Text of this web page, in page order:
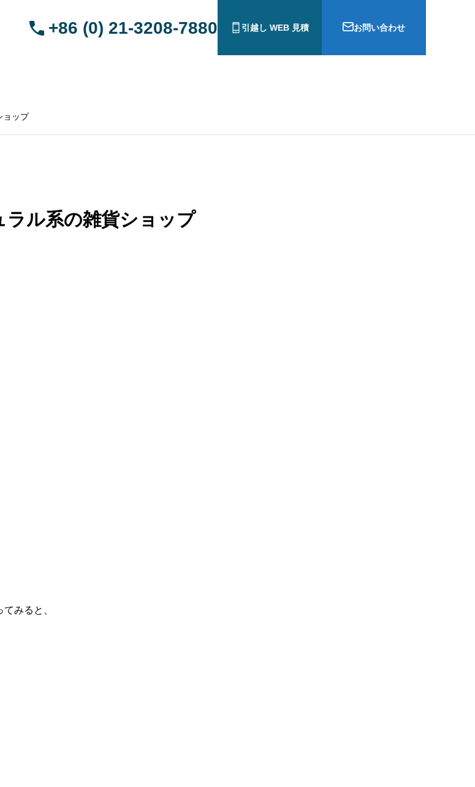
+86 (0) 21-3208-7880 引越し WEB 見積 お問い合わせ
武漢から日本へペットを連れて帰る
深圳から犬連れ猫連れ帰国手続き
ョップ
ル系の雑貨ショップ
みると、